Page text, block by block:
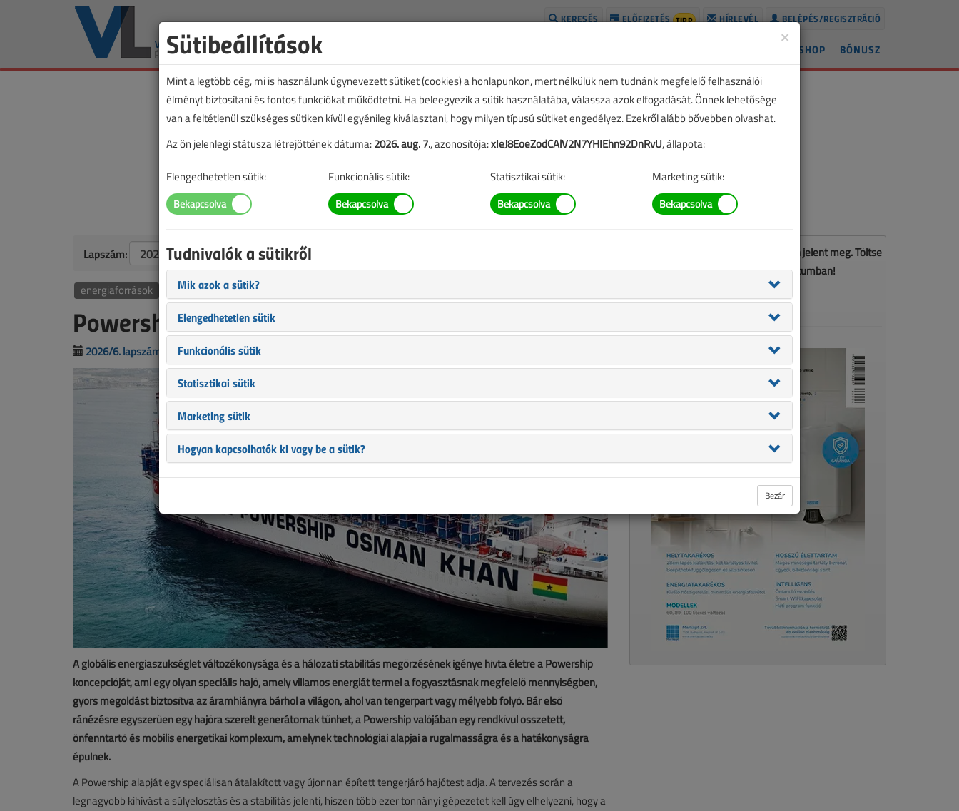
BELÉPÉS/REGISZTRÁCIÓ
HÍRLEVÉL
ELŐFIZETÉS TIPP
KERESÉS
BÓNUSZ
SHOP
Lapszám:
energiaforrások
Powership, az erőműhajó
2026/6. lapszám Fülöp Miklós |
A globális energiaszükséglet változékonysága és a hálózati stabilitás megőrzésének igénye hívta életre a Powership
koncepcióját, ami egy olyan speciális hajó, amely villamos energiát termel a fogyasztásnak megfelelő mennyiségben,
gyors megoldást biztosítva az áramhiányra bárhol a világon, ahol van tengerpart vagy mélyebb folyó. Bár első
ránézésre egyszerűen egy hajóra szerelt generátornak tűnhet, a Powership valójában egy rendkívül összetett,
önfenntartó és mobilis energetikai komplexum, amelynek technológiai alapjai a rugalmasságra és a hatékonyságra
épülnek.
A Powership alapját egy speciálisan átalakított vagy újonnan épített tengerjáró hajótest adja. A tervezés során a
legnagyobb kihívást a súlyelosztás és a stabilitás jelenti, hiszen több ezer tonnányi gépezetet kell úgy elhelyezni, hogy a
Ez a cikk a VL 2026. júniusi számában jelent meg. Töltse
le a lapszámot PDF formátumban!
LETÖLTÉS
×
Sütibeállítások
Mint a legtöbb cég, mi is használunk úgynevezett sütiket (cookies) a honlapunkon, mert nélkülük nem tudnánk megfelelő felhasználói
élményt biztosítani és fontos funkciókat működtetni. Ha beleegyezik a sütik használatába, válassza azok elfogadását. Önnek lehetősége
van a feltétlenül szükséges sütiken kívül egyénileg kiválasztani, hogy milyen típusú sütiket engedélyez. Ezekről alább bővebben olvashat.
Az ön jelenlegi státusza létrejöttének dátuma:2026. aug. 7., azonosítója:xIeJ8EoeZodCAlV2N7YHIEhn92DnRvU, állapota:
Elengedhetetlen sütik: Funkcionális sütik: Statisztikai sütik: Marketing sütik:
Tudnivalók a sütikről
Mik azok a sütik?
Elengedhetetlen sütik
Funkcionális sütik
Statisztikai sütik
Marketing sütik
Hogyan kapcsolhatók ki vagy be a sütik?
Bezár